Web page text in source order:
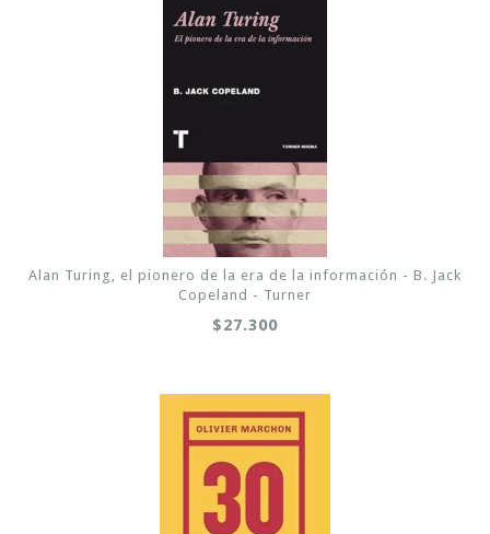
Alan Turing, el pionero de la era de la información - B. Jack
Copeland - Turner
$27.300